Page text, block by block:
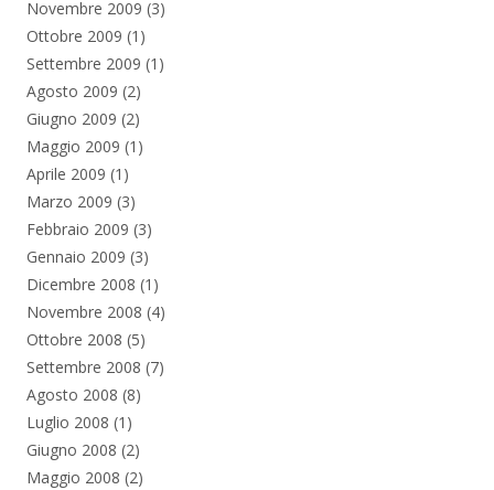
Novembre 2009 (3)
Ottobre 2009 (1)
Settembre 2009 (1)
Agosto 2009 (2)
Giugno 2009 (2)
Maggio 2009 (1)
Aprile 2009 (1)
Marzo 2009 (3)
Febbraio 2009 (3)
Gennaio 2009 (3)
Dicembre 2008 (1)
Novembre 2008 (4)
Ottobre 2008 (5)
Settembre 2008 (7)
Agosto 2008 (8)
Luglio 2008 (1)
Giugno 2008 (2)
Maggio 2008 (2)